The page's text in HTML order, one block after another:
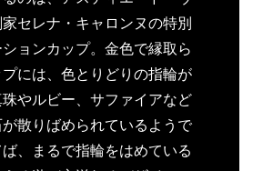
家セレナ・キャロンヌの特別
ョンカップ。金色で縁取ら
には、色とりどりの指輪が
やルビー、サファイアなど
が散りばめられているようで
、まるで指輪をはめている